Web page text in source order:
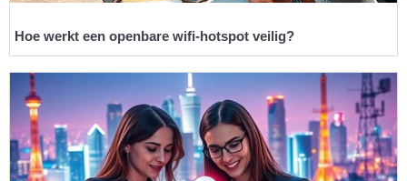
Hoe werkt een openbare wifi-hotspot veilig?